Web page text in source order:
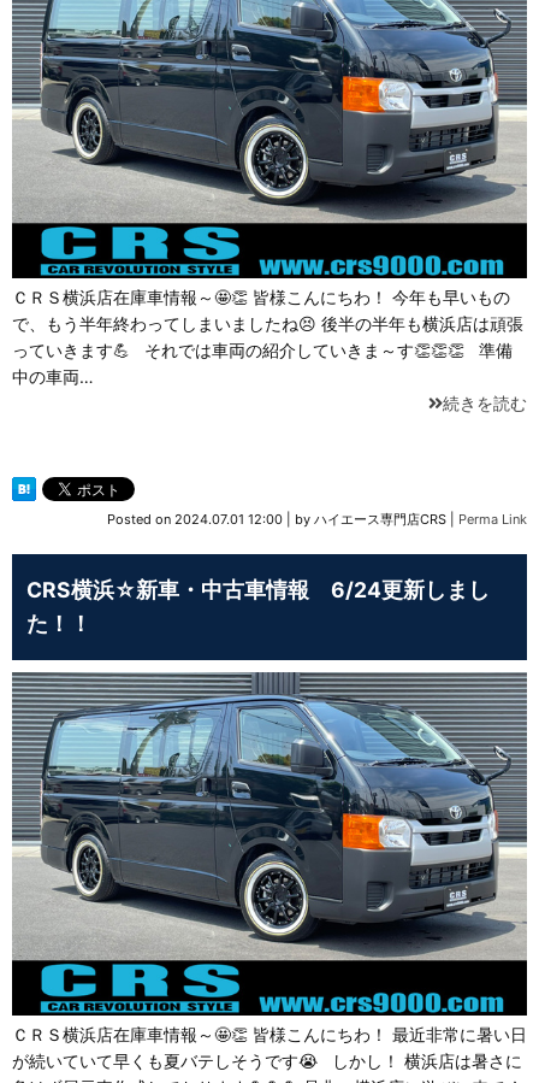
ＣＲＳ横浜店在庫車情報～🤩👏 皆様こんにちわ！ 今年も早いもの
で、もう半年終わってしまいましたね😣 後半の半年も横浜店は頑張
っていきます💪 それでは車両の紹介していきま～す👏👏👏 準備
中の車両…
続きを読む
Posted on 2024.07.01 12:00 by ハイエース専門店CRS Perma Link
CRS横浜☆新車・中古車情報 6/24更新しまし
た！！
ＣＲＳ横浜店在庫車情報～🤩👏 皆様こんにちわ！ 最近非常に暑い日
が続いていて早くも夏バテしそうです😭 しかし！ 横浜店は暑さに